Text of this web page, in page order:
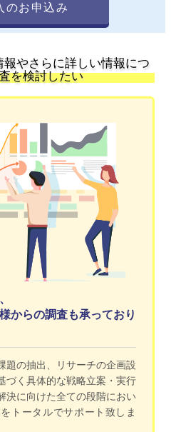
のお申込み
やさらに詳しい情報につ
を検討したい
からの調査も承っており
題の抽出、リサーチの企画設
づく具体的な戦略立案・実行
決に向けた全ての段階におい
トータルでサポート致しま